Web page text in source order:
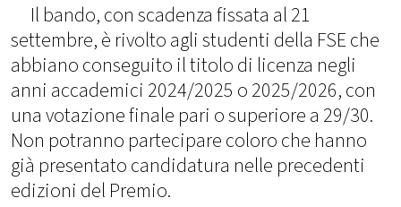
Il bando, con scadenza fissata al 21
settembre, è rivolto agli studenti della FSE che
abbiano conseguito il titolo di licenza negli
anni accademici 2024/2025 o 2025/2026, con
una votazione finale pari o superiore a 29/30.
Non potranno partecipare coloro che hanno
già presentato candidatura nelle precedenti
edizioni del Premio.